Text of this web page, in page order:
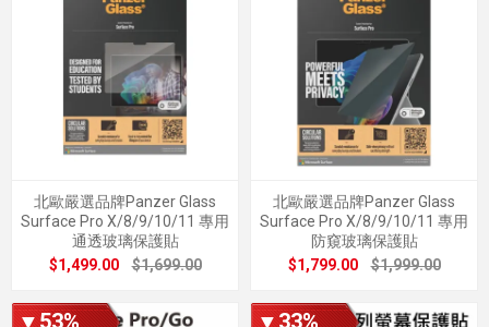
北歐嚴選品牌Panzer Glass
Surface Pro X/8/9/10/11 專用
通透玻璃保護貼
$1,499.00
$1,699.00
北歐嚴選品牌Panzer Glass
Surface Pro X/8/9/10/11 專用
防窺玻璃保護貼
$1,799.00
$1,999.00
▼53% ▼33%